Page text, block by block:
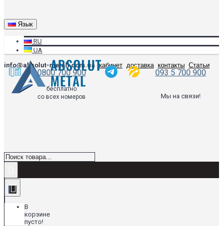
Язык
RU
UA
info@absolut-metall.com.ua
кабинет доставка контакты Статьи
0800 700 900 093 5 700 900
бесплатно
со всех номеров
Мы на связи!
В
корзине
пусто!